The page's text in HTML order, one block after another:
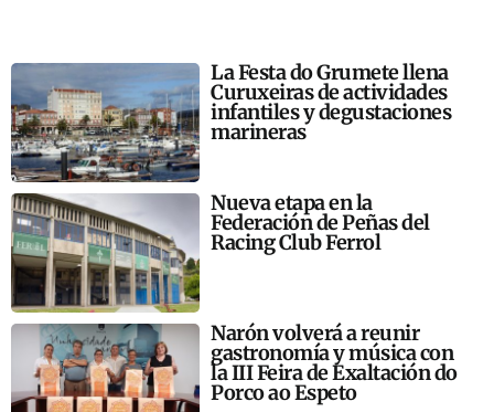
La Festa do Grumete llena
Curuxeiras de actividades
infantiles y degustaciones
marineras
Nueva etapa en la
Federación de Peñas del
Racing Club Ferrol
Narón volverá a reunir
gastronomía y música con
la III Feira de Exaltación do
Porco ao Espeto